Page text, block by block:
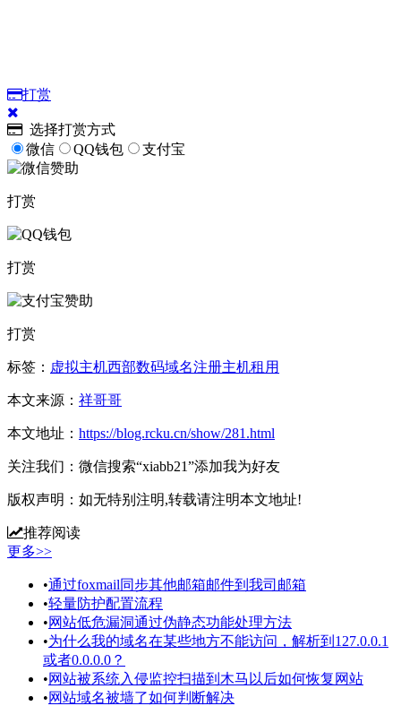
打赏
选择打赏方式
微信
QQ钱包 支付宝
打赏
打赏
打赏
标签： 虚拟主机西部数码域名注册主机租用
本文来源： 祥哥哥
本文地址： https://blog.rcku.cn/show/281.html
关注我们： 微信搜索“xiabb21”添加我为好友
版权声明： 如无特别注明,转载请注明本文地址!
推荐阅读
更多>>
•通过foxmail同步其他邮箱邮件到我司邮箱
•轻量防护配置流程
•网站低危漏洞通过伪静态功能处理方法
•为什么我的域名在某些地方不能访问，解析到127.0.0.1
或者0.0.0.0？
•网站被系统入侵监控扫描到木马以后如何恢复网站
•网站域名被墙了如何判断解决